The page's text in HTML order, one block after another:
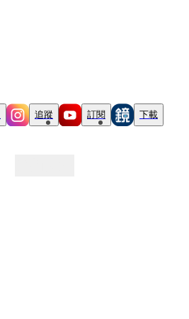
追蹤 訂閱 下載